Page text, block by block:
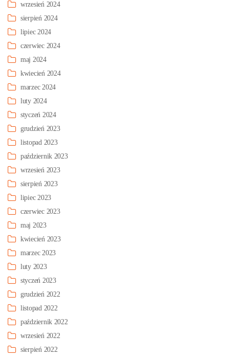
wrzesień 2024
sierpień 2024
lipiec 2024
czerwiec 2024
maj 2024
kwiecień 2024
marzec 2024
luty 2024
styczeń 2024
grudzień 2023
listopad 2023
październik 2023
wrzesień 2023
sierpień 2023
lipiec 2023
czerwiec 2023
maj 2023
kwiecień 2023
marzec 2023
luty 2023
styczeń 2023
grudzień 2022
listopad 2022
październik 2022
wrzesień 2022
sierpień 2022